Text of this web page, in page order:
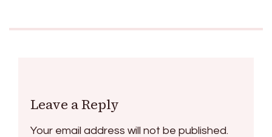
Leave a Reply
Your email address will not be published.